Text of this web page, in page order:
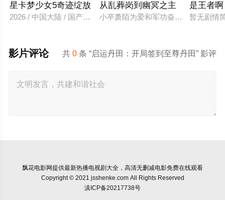
星卡梦少女5奇迹绽放
2026 / 中国大陆 / 国产动漫
从乱葬岗到幽冥之主
小卒萧陌为爱和军功奋斗三年，却被
是王者
暂无剧情
共0 条 “启运丹田：开局签到至尊丹田” 影评
影片评论
飘花电影网提供最新热播电视剧大全，高清无删减电影免费在线观看
Copyright © 2021 jsshenke.com All Rights Reserved
滇ICP备20217738号